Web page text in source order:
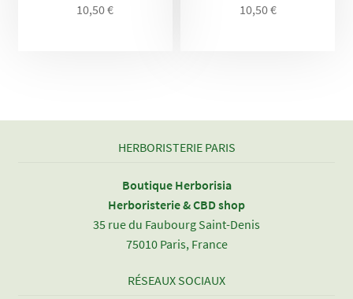
10,50€
10,50€
HERBORISTERIE PARIS
Boutique Herborisia
Herboristerie & CBD shop
35 rue du Faubourg Saint-Denis
75010 Paris, France
RÉSEAUX SOCIAUX